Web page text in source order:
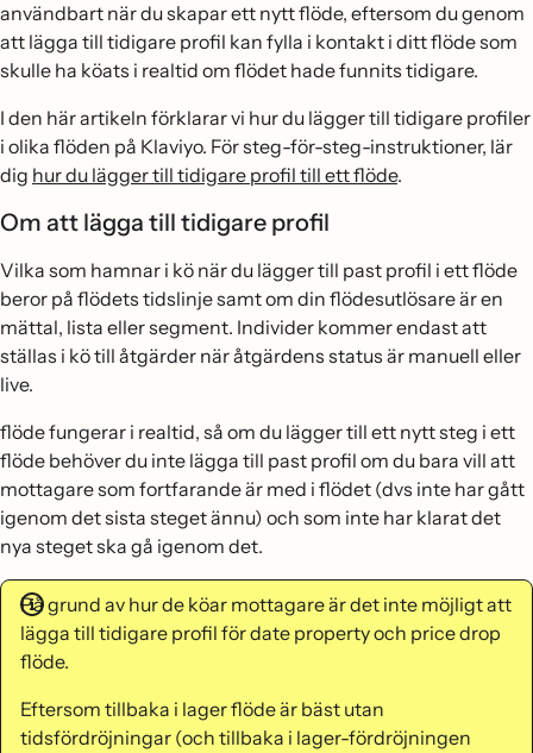
användbart när du skapar ett nytt flöde, eftersom du genom
att lägga till tidigare profil kan fylla i kontakt i ditt flöde som
skulle ha köats i realtid om flödet hade funnits tidigare.
I den här artikeln förklarar vi hur du lägger till tidigare profiler
i olika flöden på Klaviyo. För steg-för-steg-instruktioner, lär
dig hur du lägger till tidigare profil till ett flöde.
Om att lägga till tidigare profil
Vilka som hamnar i kö när du lägger till past profil i ett flöde
beror på flödets tidslinje samt om din flödesutlösare är en
mättal, lista eller segment. Individer kommer endast att
ställas i kö till åtgärder när åtgärdens status är manuell eller
live.
flöde fungerar i realtid, så om du lägger till ett nytt steg i ett
flöde behöver du inte lägga till past profil om du bara vill att
mottagare som fortfarande är med i flödet (dvs inte har gått
igenom det sista steget ännu) och som inte har klarat det
nya steget ska gå igenom det.
På grund av hur de köar mottagare är det inte möjligt att
lägga till tidigare profil för date property och price drop
flöde.
Eftersom tillbaka i lager flöde är bäst utan
tidsfördröjningar (och tillbaka i lager-fördröjningen